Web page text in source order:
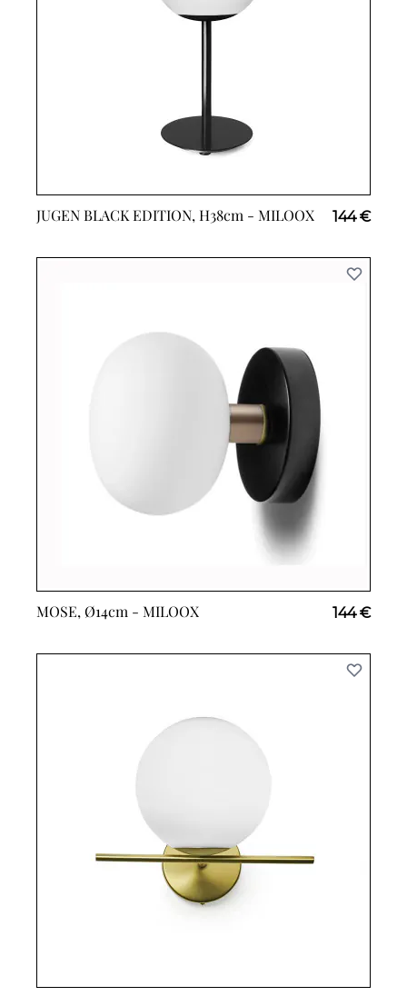
JUGEN BLACK EDITION, H38cm - MILOOX 144 €
MOSE, Ø14cm - MILOOX 144 €